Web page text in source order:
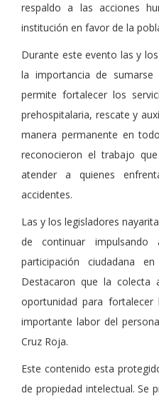
respaldo a las acciones
institución en favor de la
Durante este evento las y
la importancia de
permite fortalecer los
prehospitalaria, rescate y
manera permanente en
reconocieron el trabajo
atender a quienes
accidentes.
Las y los legisladores
de continuar
participación ciudadana
Destacaron que la colecta
oportunidad para
importante labor del
Cruz Roja.
Este contenido esta
de propiedad intelectual. Se